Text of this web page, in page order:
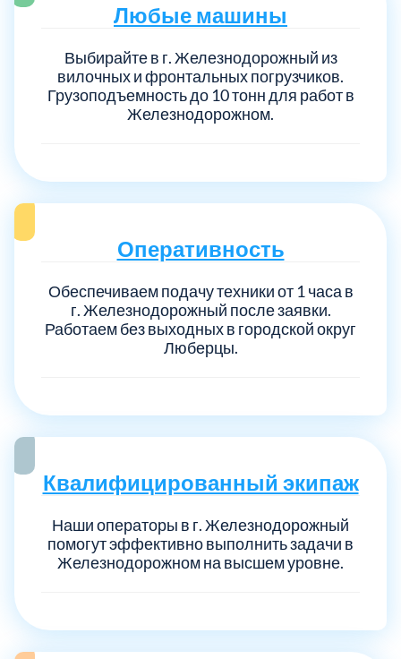
Любые машины
Выбирайте в г. Железнодорожный из
вилочных и фронтальных погрузчиков.
Грузоподъемность до 10 тонн для работ в
Железнодорожном.
Оперативность
Обеспечиваем подачу техники от 1 часа в
г. Железнодорожный после заявки.
Работаем без выходных в городской округ
Люберцы.
Квалифицированный экипаж
Наши операторы в г. Железнодорожный
помогут эффективно выполнить задачи в
Железнодорожном на высшем уровне.